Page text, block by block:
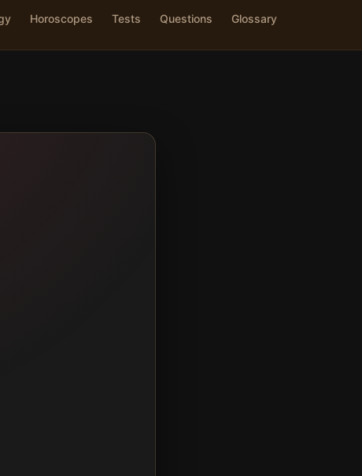
Horoscopes Tests Questions Glossary